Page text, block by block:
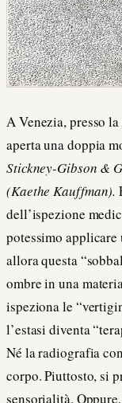
A Venezia, presso la
aperta una doppia
Stickney-Gibson &
(Kaethe Kauffman).
dell’ispezione
potessimo
allora questa
ombre in una
ispeziona le
l’estasi diventa
Né la radiografia
corpo. Piuttosto, si
sensorialità.